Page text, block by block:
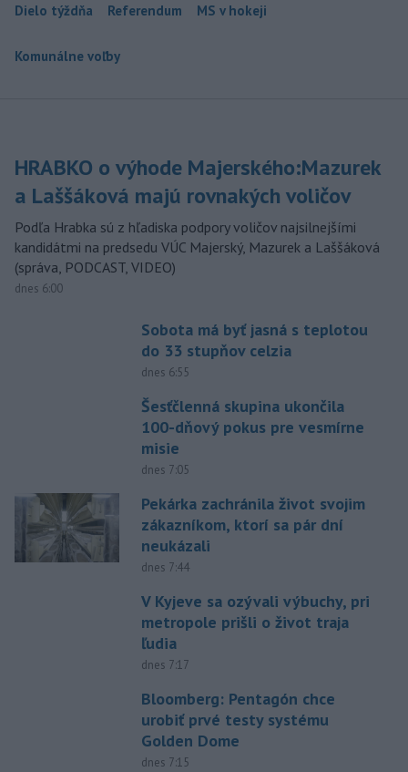
Dielo týždňa Referendum MS v hokeji
Komunálne voľby
HRABKO o výhode Majerského:Mazurek
a Laššáková majú rovnakých voličov
Podľa Hrabka sú z hľadiska podpory voličov najsilnejšími
kandidátmi na predsedu VÚC Majerský, Mazurek a Laššáková
(správa, PODCAST, VIDEO)
dnes 6:00
Sobota má byť jasná s teplotou
do 33 stupňov celzia
dnes 6:55
Šesťčlenná skupina ukončila
100-dňový pokus pre vesmírne
misie
dnes 7:05
Pekárka zachránila život svojim
zákazníkom, ktorí sa pár dní
neukázali
dnes 7:44
V Kyjeve sa ozývali výbuchy, pri
metropole prišli o život traja
ľudia
dnes 7:17
Bloomberg: Pentagón chce
urobiť prvé testy systému
Golden Dome
dnes 7:15